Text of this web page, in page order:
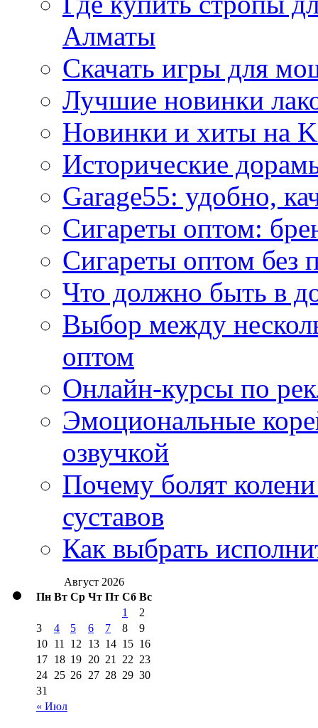
Алматы
Скачать игры для
Лучшие новинки
Новинки и хиты на
Исторические
Garage55: удобно,
Сигареты оптом:
Сигареты оптом без
Что должно быть в
Выбор между
оптом
Онлайн-курсы по
Эмоциональные
озвучкой
Почему болят
суставов
Как выбрать
Август 2026
Пн Вт Ср Чт Пт Сб Вс
« Июл
1
2
3
4 5 6 7 8
9
10 11 12 13 14 15 16
17 18 19 20 21 22 23
24 25 26 27 28 29 30
31